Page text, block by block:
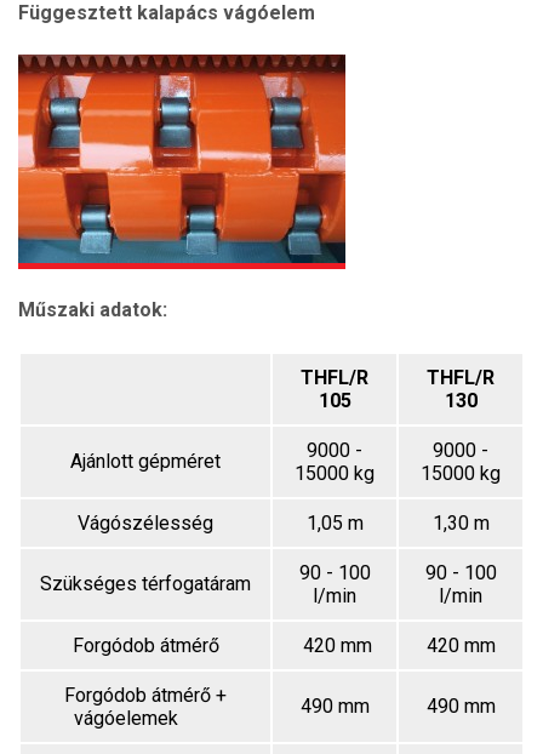
Függesztett kalapács vágóelem
Műszaki adatok:
THFL/R
105
THFL/R
130
Ajánlott gépméret
9000 -
15000 kg
9000 -
15000 kg
Vágószélesség 1,05 m 1,30 m
Szükséges térfogatáram
90 - 100
l/min
90 - 100
l/min
Forgódob átmérő 420 mm 420 mm
Forgódob átmérő +
vágóelemek
490 mm 490 mm